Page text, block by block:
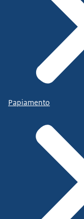
Papiamento